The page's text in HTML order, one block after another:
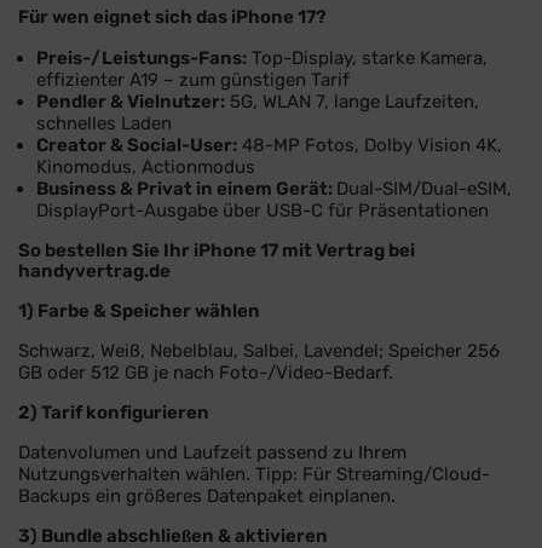
Für wen eignet sich das iPhone 17?
Preis-/Leistungs-Fans: Top-Display, starke Kamera,
effizienter A19 – zum günstigen Tarif
Pendler & Vielnutzer: 5G, WLAN 7, lange Laufzeiten,
schnelles Laden
Creator & Social-User: 48-MP Fotos, Dolby Vision 4K,
Kinomodus, Actionmodus
Business & Privat in einem Gerät: Dual-SIM/Dual-eSIM,
DisplayPort-Ausgabe über USB-C für Präsentationen
So bestellen Sie Ihr iPhone 17 mit Vertrag bei
handyvertrag.de
1) Farbe & Speicher wählen
Schwarz, Weiß, Nebelblau, Salbei, Lavendel; Speicher 256
GB oder 512 GB je nach Foto-/Video-Bedarf.
2) Tarif konfigurieren
Datenvolumen und Laufzeit passend zu Ihrem
Nutzungsverhalten wählen. Tipp: Für Streaming/Cloud-
Backups ein größeres Datenpaket einplanen.
3) Bundle abschließen & aktivieren